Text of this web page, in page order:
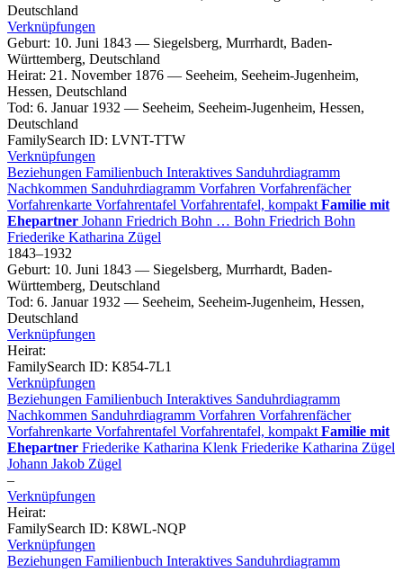
Deutschland
Verknüpfungen
Geburt: 10. Juni 1843 — Siegelsberg, Murrhardt, Baden-
Württemberg, Deutschland
Heirat: 21. November 1876 — Seeheim, Seeheim-Jugenheim,
Hessen, Deutschland
Tod: 6. Januar 1932 — Seeheim, Seeheim-Jugenheim, Hessen,
Deutschland
FamilySearch ID: LVNT-TTW
Verknüpfungen
Beziehungen Familienbuch Interaktives Sanduhrdiagramm
Nachkommen Sanduhrdiagramm Vorfahren Vorfahrenfächer
Vorfahrenkarte Vorfahrentafel Vorfahrentafel, kompakt Familie mit
Ehepartner Johann Friedrich Bohn … Bohn Friedrich Bohn
Friederike Katharina Zügel
1843–1932
Geburt: 10. Juni 1843 — Siegelsberg, Murrhardt, Baden-
Württemberg, Deutschland
Tod: 6. Januar 1932 — Seeheim, Seeheim-Jugenheim, Hessen,
Deutschland
Verknüpfungen
Heirat:
FamilySearch ID: K854-7L1
Verknüpfungen
Beziehungen Familienbuch Interaktives Sanduhrdiagramm
Nachkommen Sanduhrdiagramm Vorfahren Vorfahrenfächer
Vorfahrenkarte Vorfahrentafel Vorfahrentafel, kompakt Familie mit
Ehepartner Friederike Katharina Klenk Friederike Katharina Zügel
Johann Jakob Zügel
–
Verknüpfungen
Heirat:
FamilySearch ID: K8WL-NQP
Verknüpfungen
Beziehungen Familienbuch Interaktives Sanduhrdiagramm